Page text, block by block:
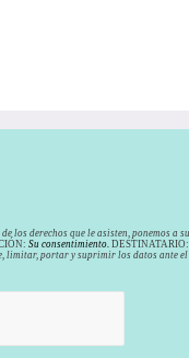
los derechos que le asisten, ponemos a
Su consentimiento. DESTINATARIO:
limitar, portar y suprimir los datos ante